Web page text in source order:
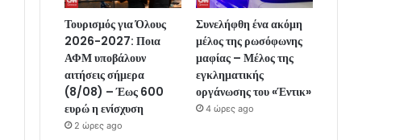
Τουρισμός για Όλους
2026-2027: Ποια
ΑΦΜ υποβάλουν
αιτήσεις σήμερα
(8/08) – Έως 600
ευρώ η ενίσχυση
2 ώρες ago
Συνελήφθη ένα ακόμη
μέλος της ρωσόφωνης
μαφίας – Μέλος της
εγκληματικής
οργάνωσης του «Έντικ»
4 ώρες ago